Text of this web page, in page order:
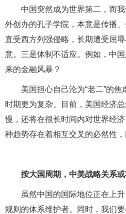
中国突然成为世界第二，而
外创办的孔子学院，本意是传播
直受西方列强侵略，长期遭受屈
意。三是体制不适应。例如，中
来的金融风暴？
美国担心自己沦为“老二”的
时期更为复杂。目前，美国经济
慢，还将在很长时间内对世界经
种趋势存在着相互交叉的必然性，
按大国周期，中美战略关系
虽然中国的国际地位正在上
规则的体系维护者。同时，我们